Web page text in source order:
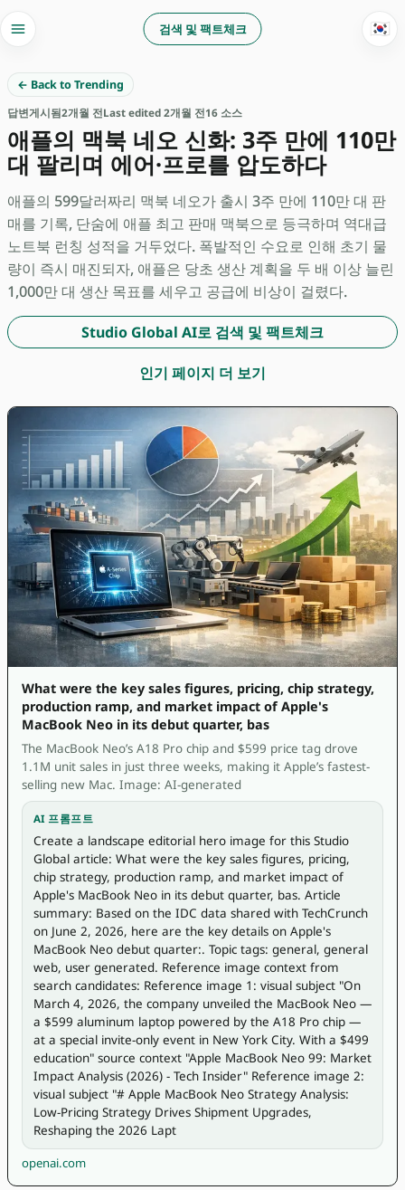
검색 및 팩트체크 🇰🇷
← Back to Trending
답변게시됨2개월 전Last edited 2개월 전16 소스
애플의 맥북 네오 신화: 3주 만에 110만
대 팔리며 에어·프로를 압도하다
애플의 599달러짜리 맥북 네오가 출시 3주 만에 110만 대 판
매를 기록, 단숨에 애플 최고 판매 맥북으로 등극하며 역대급
노트북 런칭 성적을 거두었다. 폭발적인 수요로 인해 초기 물
량이 즉시 매진되자, 애플은 당초 생산 계획을 두 배 이상 늘린
1,000만 대 생산 목표를 세우고 공급에 비상이 걸렸다.
Studio Global AI로 검색 및 팩트체크
인기 페이지 더 보기
What were the key sales figures, pricing, chip strategy,
production ramp, and market impact of Apple's
MacBook Neo in its debut quarter, bas
The MacBook Neo’s A18 Pro chip and $599 price tag drove
1.1M unit sales in just three weeks, making it Apple’s fastest-
selling new Mac. Image: AI-generated
AI 프롬프트
Create a landscape editorial hero image for this Studio
Global article: What were the key sales figures, pricing,
chip strategy, production ramp, and market impact of
Apple's MacBook Neo in its debut quarter, bas. Article
summary: Based on the IDC data shared with TechCrunch
on June 2, 2026, here are the key details on Apple's
MacBook Neo debut quarter:. Topic tags: general, general
web, user generated. Reference image context from
search candidates: Reference image 1: visual subject "On
March 4, 2026, the company unveiled the MacBook Neo —
a $599 aluminum laptop powered by the A18 Pro chip —
at a special invite-only event in New York City. With a $499
education" source context "Apple MacBook Neo 99: Market
Impact Analysis (2026) - Tech Insider" Reference image 2:
visual subject "# Apple MacBook Neo Strategy Analysis:
Low-Pricing Strategy Drives Shipment Upgrades,
Reshaping the 2026 Lapt
openai.com